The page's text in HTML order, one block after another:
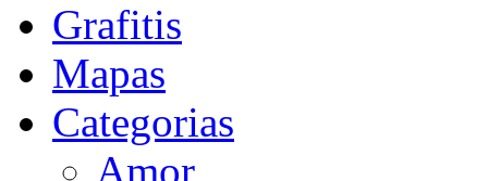
Grafitis
Mapas
Categorias
Amor